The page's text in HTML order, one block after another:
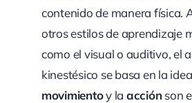
contenido de manera física.
otros estilos de aprendizaje
como el visual o auditivo, el
kinestésico se basa en la
movimientoy la acciónson